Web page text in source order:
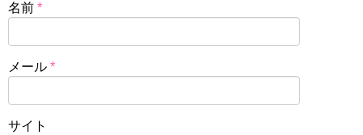
名前 *
メール *
サイト